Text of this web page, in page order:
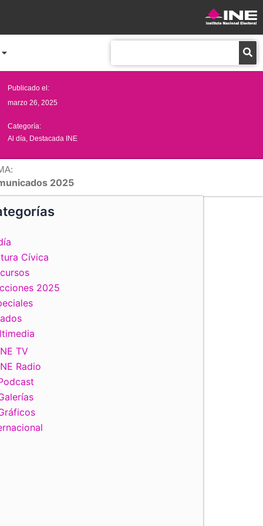
Publicado el:
marzo 26, 2025
Categoría:
Al día Destacada INE
2025
Cívica
2025
TV
Radio